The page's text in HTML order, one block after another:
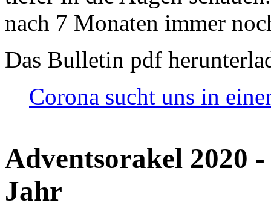
nach 7 Monaten immer
Das Bulletin pdf
Corona sucht uns in
Adventsorakel 2020
Jahr